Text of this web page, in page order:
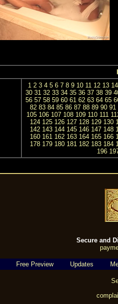
1 2 3 4 5 6 7 8 9 10 11 12 13 14
30 31 32 33 34 35 36 37 38 39
56 57 58 59 60 61 62 63 64 65
82 83 84 85 86 87 88 89 90 91
105 106 107 108 109 110 111
124 125 126 127 128 129 130
142 143 144 145 146 147 148
160 161 162 163 164 165 166
178 179 180 181 182 183 184
196
Secure and
Free Preview Updates